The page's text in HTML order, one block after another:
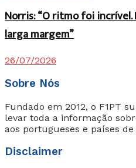
Norris: “O ritmo foi incrível.
larga margem”
26/07/2026
Sobre Nós
Fundado em 2012, o F1PT
levar toda a informação
aos portugueses e países
Disclaimer